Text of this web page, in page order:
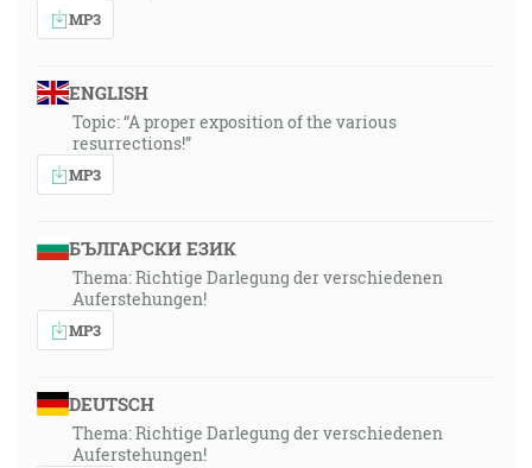
MP3
ENGLISH
Topic: “A proper exposition of the various
resurrections!”
MP3
БЪЛГАРСКИ ЕЗИК
Thema: Richtige Darlegung der verschiedenen
Auferstehungen!
MP3
DEUTSCH
Thema: Richtige Darlegung der verschiedenen
Auferstehungen!